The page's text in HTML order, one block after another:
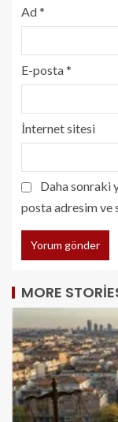
Ad*
E-posta*
İnternet sitesi
Daha sonraki
posta adresim ve
MORE